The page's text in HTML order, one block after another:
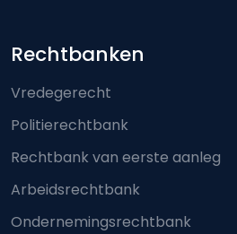
Footer-menu
Rechtbanken
Vredegerecht
Politierechtbank
Rechtbank van eerste aanleg
Arbeidsrechtbank
Ondernemingsrechtbank